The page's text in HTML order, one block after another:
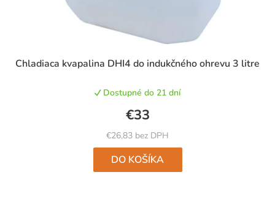
Chladiaca kvapalina DHI4 do indukčného ohrevu 3 litre
Dostupné do 21 dní
€26,83 bez DPH
€33
DO KOŠÍKA